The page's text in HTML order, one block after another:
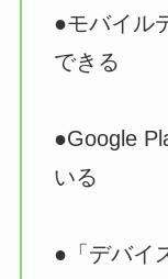
●モバイル
できる
●Google
いる
●「デバイ